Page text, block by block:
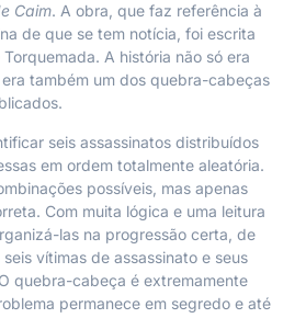
Caim. A obra, que faz referência à
de que se tem notícia, foi escrita
A história não só era
também um dos quebra-cabeças
seis assassinatos distribuídos
em ordem totalmente aleatória.
possíveis, mas apenas
Com muita lógica e uma leitura
las na progressão certa, de
vítimas de assassinato e seus
quebra-cabeça é extremamente
permanece em segredo e até